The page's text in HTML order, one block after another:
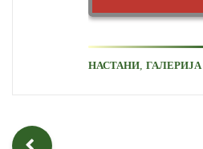
НАСТАНИ,ГАЛЕРИЈА